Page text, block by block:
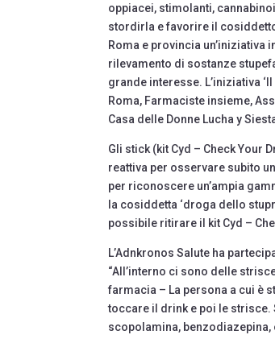
oppiacei, stimolanti,
stordirla e favorire il
Roma e provincia
rilevamento di sostanze
grande interesse. L’iniziativa
Roma, Farmaciste insieme,
Casa delle Donne Lucha y
Gli stick (kit Cyd – Check Your
reattiva per osservare subito
per riconoscere un’ampia
la cosiddetta ‘droga dello
possibile ritirare il kit Cyd –
L’Adnkronos Salute ha
“All’interno ci sono delle
farmacia – La persona a cui è
toccare il drink e poi le strisce.
scopolamina,